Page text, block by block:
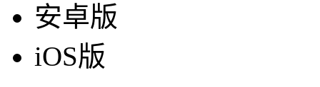
安卓版
iOS版